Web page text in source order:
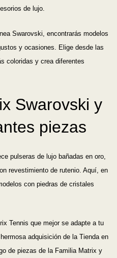
de lujo.
Swarovski, encontrarás modelos
y ocasiones. Elige desde las
coloridas y crea diferentes
Swarovski y
piezas
pulseras de lujo bañadas en oro,
revestimiento de rutenio. Aquí, en
con piedras de cristales
Tennis que mejor se adapte a tu
adquisición de la Tienda en
de piezas de la Familia Matrix y